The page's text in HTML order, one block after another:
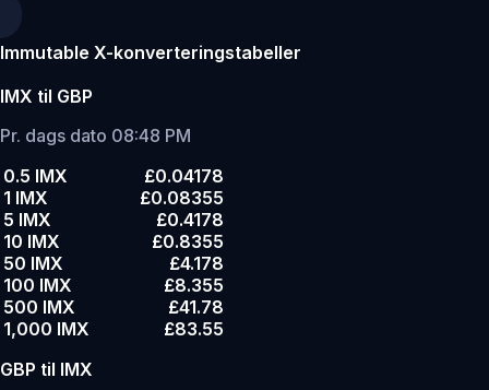
Immutable X-konverteringstabeller
IMX til GBP
Pr. dags dato 08:48 PM
0.5 IMX
£0.04178
1 IMX
£0.08355
5 IMX
£0.4178
10 IMX
£0.8355
50 IMX
£4.178
100 IMX
£8.355
500 IMX
£41.78
1,000 IMX
£83.55
GBP til IMX